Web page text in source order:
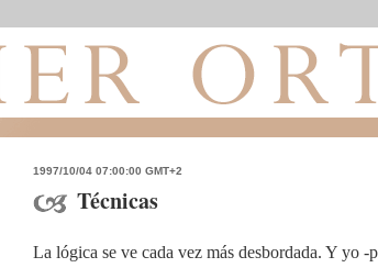
1997/10/04 07:00:00 GMT+2
Técnicas
La lógica se ve cada vez más desbordada. Y yo -